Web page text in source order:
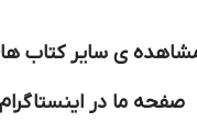
ی سایر کتاب
صفحه ما در